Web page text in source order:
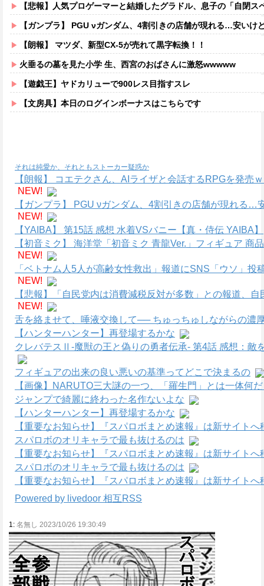
【悲報】人気プロゲーマーと結婚したグラドル、息子の「自閉スペクト
【ガンプラ】 PGU νガンダム、4割引きの店舗が現れる…安いけ
【朗報】 マツダ、新型CX-5が売れて黒字転換！！
火垂るの墓を見た小学 生、西宮のおばさんに激怒wwwww
【遊戯王】ヤドカリューで900レス目指すスレ
【文房具】本日のログインボーナスはこちらです
それは純愛か、それともストーカー疑惑か
【朗報】 コエテクさん、AIライザと会話するRPGを発売
NEW!
【ガンプラ】 PGU νガンダム、4割引きの店舗が現れる
NEW!
【YAIBA】 第15話 感想 水着VSバニー【真・侍伝 YAIBA】
【初音ミク】 海洋堂「初音ミク 青龍Ver.」フィギュア 商
NEW!
「ベトナム人5人が高齢女性救出」報道にSNS「ウソ」
NEW!
【悲報】「自民党内は消費減税反対が多数」との報道、
NEW!
舌を絡ませて、唾液交換して── ちゅっちゅしながらの濃
【ハンターハンター】再登場するかな
クレバテスⅡ-魔獣の王と偽りの勇者伝承- 第4話 感想：敵
フィギュアの出来の良い悪いの基準ってどこで決まるの
【画像】NARUTO三大謎の一つ、「羅生門」とは一体何
ジャンプで綺麗に終わった名作ないよな
【ハンターハンター】再登場するかな
【重要なお知らせ】『スパロボまとめ速報』は新サイトへ
スパロボのオリキャラで最も抜けるのは
【重要なお知らせ】『スパロボまとめ速報』は新サイトへ
スパロボのオリキャラで最も抜けるのは
【重要なお知らせ】『スパロボまとめ速報』は新サイトへ
Powered by livedoor 相互RSS
1: 名無し 2023/10/26 19:30:49